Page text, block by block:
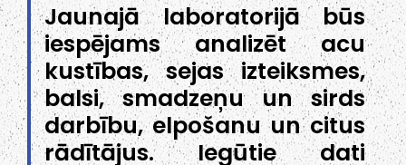
Jaunajā laboratorijā būs
iespējams analizēt acu
kustības, sejas izteiksmes,
balsi, smadzeņu un sirds
darbību, elpošanu un citus
rādītājus. Iegūtie dati